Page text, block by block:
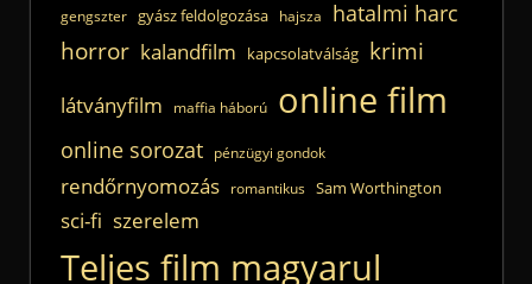
gengszter gyász feldolgozása hajsza hatalmi harc
horror kalandfilm kapcsolatválság krimi
látványfilm maffia háború online film
online sorozat pénzügyi gondok
rendőrnyomozás romantikus Sam Worthington
sci-fi szerelem
Teljes film magyarul